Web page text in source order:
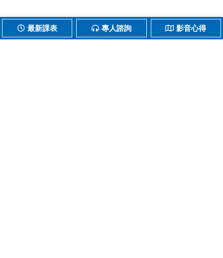
最新課表 專人諮詢 影音心得